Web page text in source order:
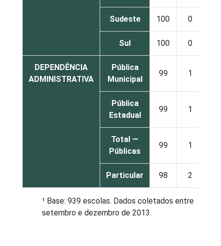
Sudeste 100 0
Sul 100 0
DEPENDÊNCIA
ADMINISTRATIVA
Pública
Municipal
99 1
Pública
Estadual
99 1
Total —
Públicas
99 1
Particular 98 2
¹ Base: 939 escolas. Dados coletados entre
setembro e dezembro de 2013.